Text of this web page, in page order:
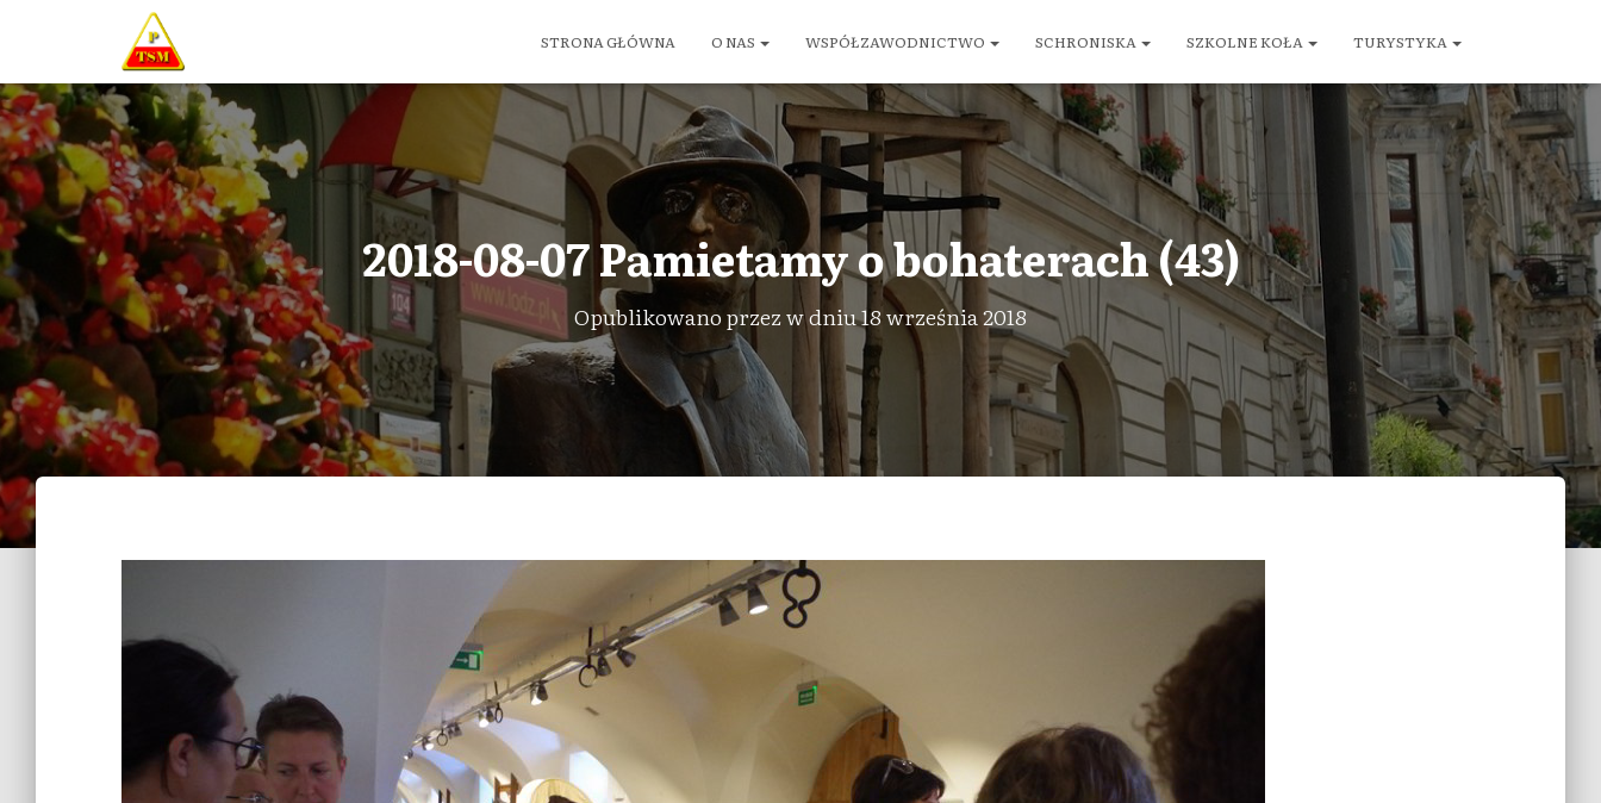
STRONA GŁÓWNA O NAS WSPÓŁZAWODNICTWO SCHRONISKA SZKOLNE KOŁA TURYSTYKA
2018-08-07 Pamietamy o bohaterach (43)
Opublikowano przezw dniu18 września 2018